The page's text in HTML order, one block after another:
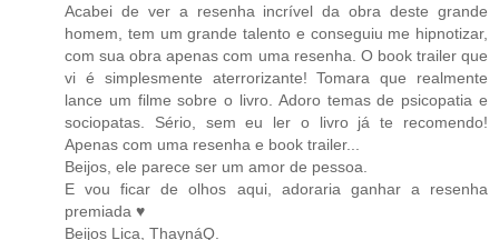
Acabei de ver a resenha incrível da obra deste grande
homem, tem um grande talento e conseguiu me hipnotizar,
com sua obra apenas com uma resenha. O book trailer que
vi é simplesmente aterrorizante! Tomara que realmente
lance um filme sobre o livro. Adoro temas de psicopatia e
sociopatas. Sério, sem eu ler o livro já te recomendo!
Apenas com uma resenha e book trailer...
Beijos, ele parece ser um amor de pessoa.
E vou ficar de olhos aqui, adoraria ganhar a resenha
premiada ♥
Beijos Lica, ThaynáQ.